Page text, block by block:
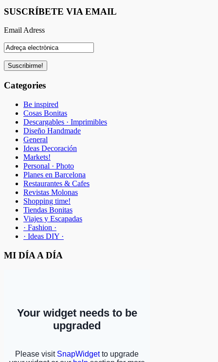
SUSCRÍBETE VIA EMAIL
Email Adress
Categories
Be inspired
Cosas Bonitas
Descargables · Imprimibles
Diseño Handmade
General
Ideas Decoración
Markets!
Personal · Photo
Planes en Barcelona
Restaurantes & Cafes
Revistas Molonas
Shopping time!
Tiendas Bonitas
Viajes y Escapadas
· Fashion ·
· Ideas DIY ·
MI DÍA A DÍA